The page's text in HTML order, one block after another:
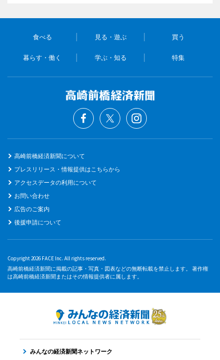
食べる 見る・遊ぶ 買う
暮らす・働く 学ぶ・知る 特集
高崎前橋経済新聞について
プレスリリース・情報提供はこちらから
アクセスデータの利用について
お問い合わせ
広告のご案内
後援申請について
Copyright 2026 FACE Inc. All rights reserved.
高崎前橋経済新聞に掲載の記事・写真・図表などの無断転載を禁止します。 著作権
は高崎前橋経済新聞またはその情報提供者に属します。
みんなの経済新聞ネットワーク